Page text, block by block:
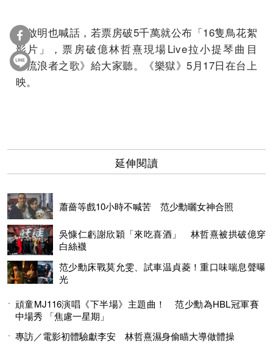
孫啟明也喊話，若票房破5千萬就公布「16隻鳥花絮
影片」，票房破億林哲熹現場Live拉小提琴曲目
《流浪者之歌》給大家聽。《樂獄》5月17日在台上
映。
延伸閱讀
蕭薔等戲10小時不喊苦 范少勳曬女神合照
吳慷仁虧謝欣穎「來吃喜酒」 林哲熹被拱破億穿
白絲襪
范少勳床戰莫允雯、試車温貞菱！重口味喘息聲曝
光
頑童MJ116演唱《下半場》主題曲！ 范少勳為HBL冠軍賽
中場秀 「焦慮一星期」
專訪／電影初體驗獻李安 林哲熹濕身偷瞄大導做體操